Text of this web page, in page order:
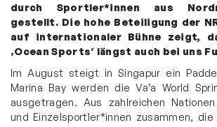
durch Sportler*innen aus
gestellt. Die hohe Beteiligung der
auf internationaler Bühne zeigt,
‚Ocean Sports‘ längst auch bei uns
Im August steigt in Singapur ein
Marina Bay werden die Va’a World
ausgetragen. Aus zahlreichen
und Einzelsportler*innen zusammen,